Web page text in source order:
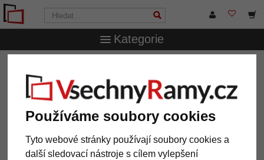
Používáme soubory cookies
Tyto webové stránky používají soubory cookies a
další sledovací nástroje s cílem vylepšení
Kategorie
Pasparta na míru
Pasparta na míru